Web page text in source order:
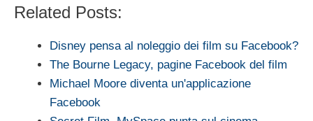
Related Posts:
Disney pensa al noleggio dei film su Facebook?
The Bourne Legacy, pagine Facebook del film
Michael Moore diventa un'applicazione
Facebook